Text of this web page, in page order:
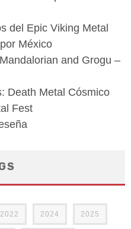
del Epic Viking Metal
México
and Grogu –
Death Metal Cósmico
Fest
2022 2024 2025